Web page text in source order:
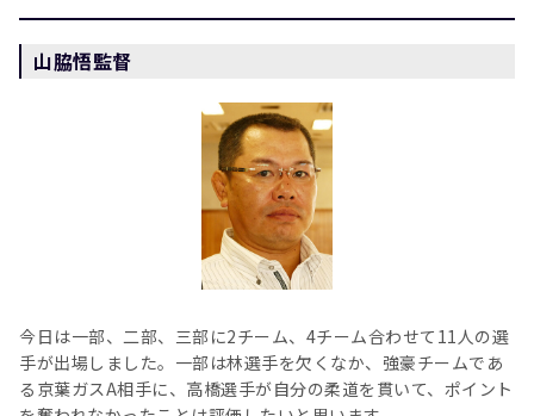
山脇悟監督
今日は一部、二部、三部に2チーム、4チーム合わせて11人の選
手が出場しました。一部は林選手を欠くなか、強豪チームであ
る京葉ガスA相手に、高橋選手が自分の柔道を貫いて、ポイント